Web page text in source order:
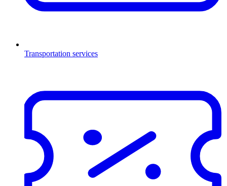
Transportation services